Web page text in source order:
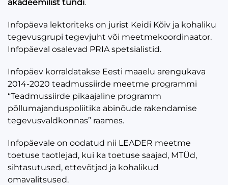
akadeemilist tundi.
Infopäeva lektoriteks on jurist Keidi Kõiv ja kohaliku
tegevusgrupi tegevjuht või meetmekoordinaator.
Infopäeval osalevad PRIA spetsialistid.
Infopäev korraldatakse Eesti maaelu arengukava
2014-2020 teadmussiirde meetme programmi
“Teadmussiirde pikaajaline programm
põllumajanduspoliitika abinõude rakendamise
tegevusvaldkonnas” raames.
Infopäevale on oodatud nii LEADER meetme
toetuse taotlejad, kui ka toetuse saajad, MTÜd,
sihtasutused, ettevõtjad ja kohalikud
omavalitsused.